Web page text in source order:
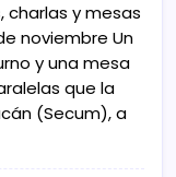
charlas y mesas
noviembre Un
y una mesa
que la
(Secum), a